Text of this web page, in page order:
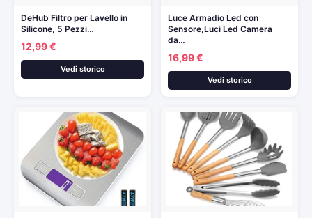
DeHub Filtro per Lavello in
Silicone, 5 Pezzi…
12,99 €
Vedi storico
Luce Armadio Led con
Sensore,Luci Led Camera
da…
16,99 €
Vedi storico